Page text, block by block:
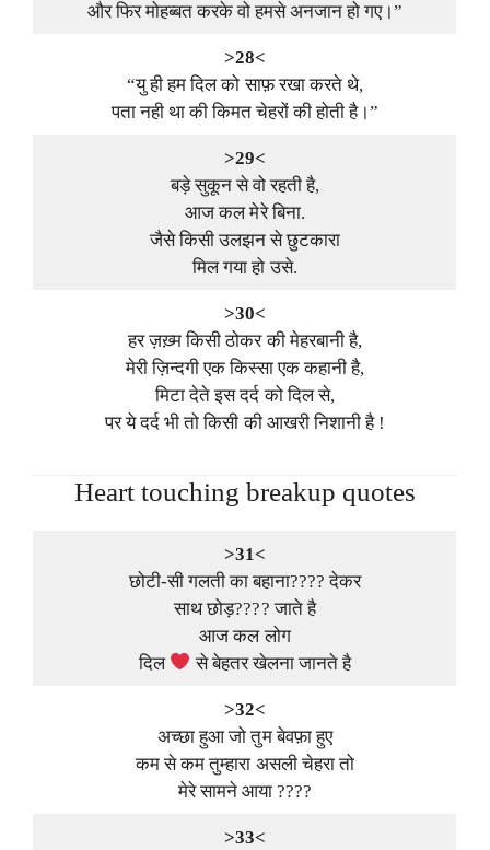
और फिर मोहब्बत करके वो हमसे अनजान हो गए।”
>28<
“यु ही हम दिल को साफ़ रखा करते थे,
पता नही था की किमत चेहरों की होती है।”
>29<
बड़े सुकून से वो रहती है,
आज कल मेरे बिना.
जैसे किसी उलझन से छुटकारा
मिल गया हो उसे.
>30<
हर ज़ख़्म किसी ठोकर की मेहरबानी है,
मेरी ज़िन्दगी एक किस्सा एक कहानी है,
मिटा देते इस दर्द को दिल से,
पर ये दर्द भी तो किसी की आखरी निशानी है !
Heart touching breakup quotes
>31<
छोटी-सी गलती का बहाना???? देकर
साथ छोड़???? जाते है
आज कल लोग
दिल
से बेहतर खेलना जानते है
>32<
अच्छा हुआ जो तुम बेवफ़ा हुए
कम से कम तुम्हारा असली चेहरा तो
मेरे सामने आया ????
>33<